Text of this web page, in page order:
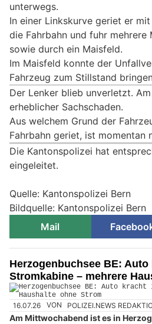
unterwegs.
In einer Linkskurve geriet er
die Fahrbahn und fuhr mehrere
sowie durch ein Maisfeld.
Im Maisfeld konnte der
Fahrzeug zum Stillstand
Der Lenker blieb unverletzt.
erheblicher Sachschaden.
Aus welchem Grund der
Fahrbahn geriet, ist momentan
Die Kantonspolizei hat
eingeleitet.
Quelle: Kantonspolizei Bern
Bildquelle: Kantonspolizei Bern
Mail
Herzogenbuchsee BE:
Stromkabine – mehrere
16.07.26 VON POLIZEI.NEWS
Am Mittwochabend ist es in